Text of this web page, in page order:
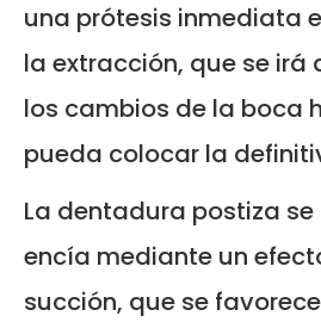
una prótesis inmediata
la extracción, que se
los cambios de la boca
pueda colocar la
La dentadura postiza
encía mediante un
succión, que se